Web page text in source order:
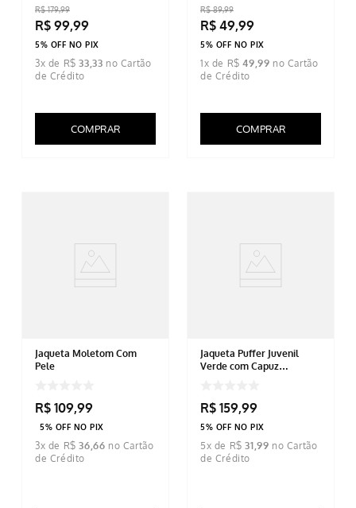
R$ 179,99
R$ 99,99
5% OFF NO PIX
3x de R$ 33,33
COMPRAR
R$ 89,99
R$ 49,99
5% OFF NO PIX
1x de R$ 49,99
COMPRAR
Jaqueta Moletom Com
Pele
R$ 109,99
5% OFF NO PIX
3x de R$ 36,66
Jaqueta Puffer Juvenil
Verde com Capuz
R$ 159,99
5% OFF NO PIX
5x de R$ 31,99